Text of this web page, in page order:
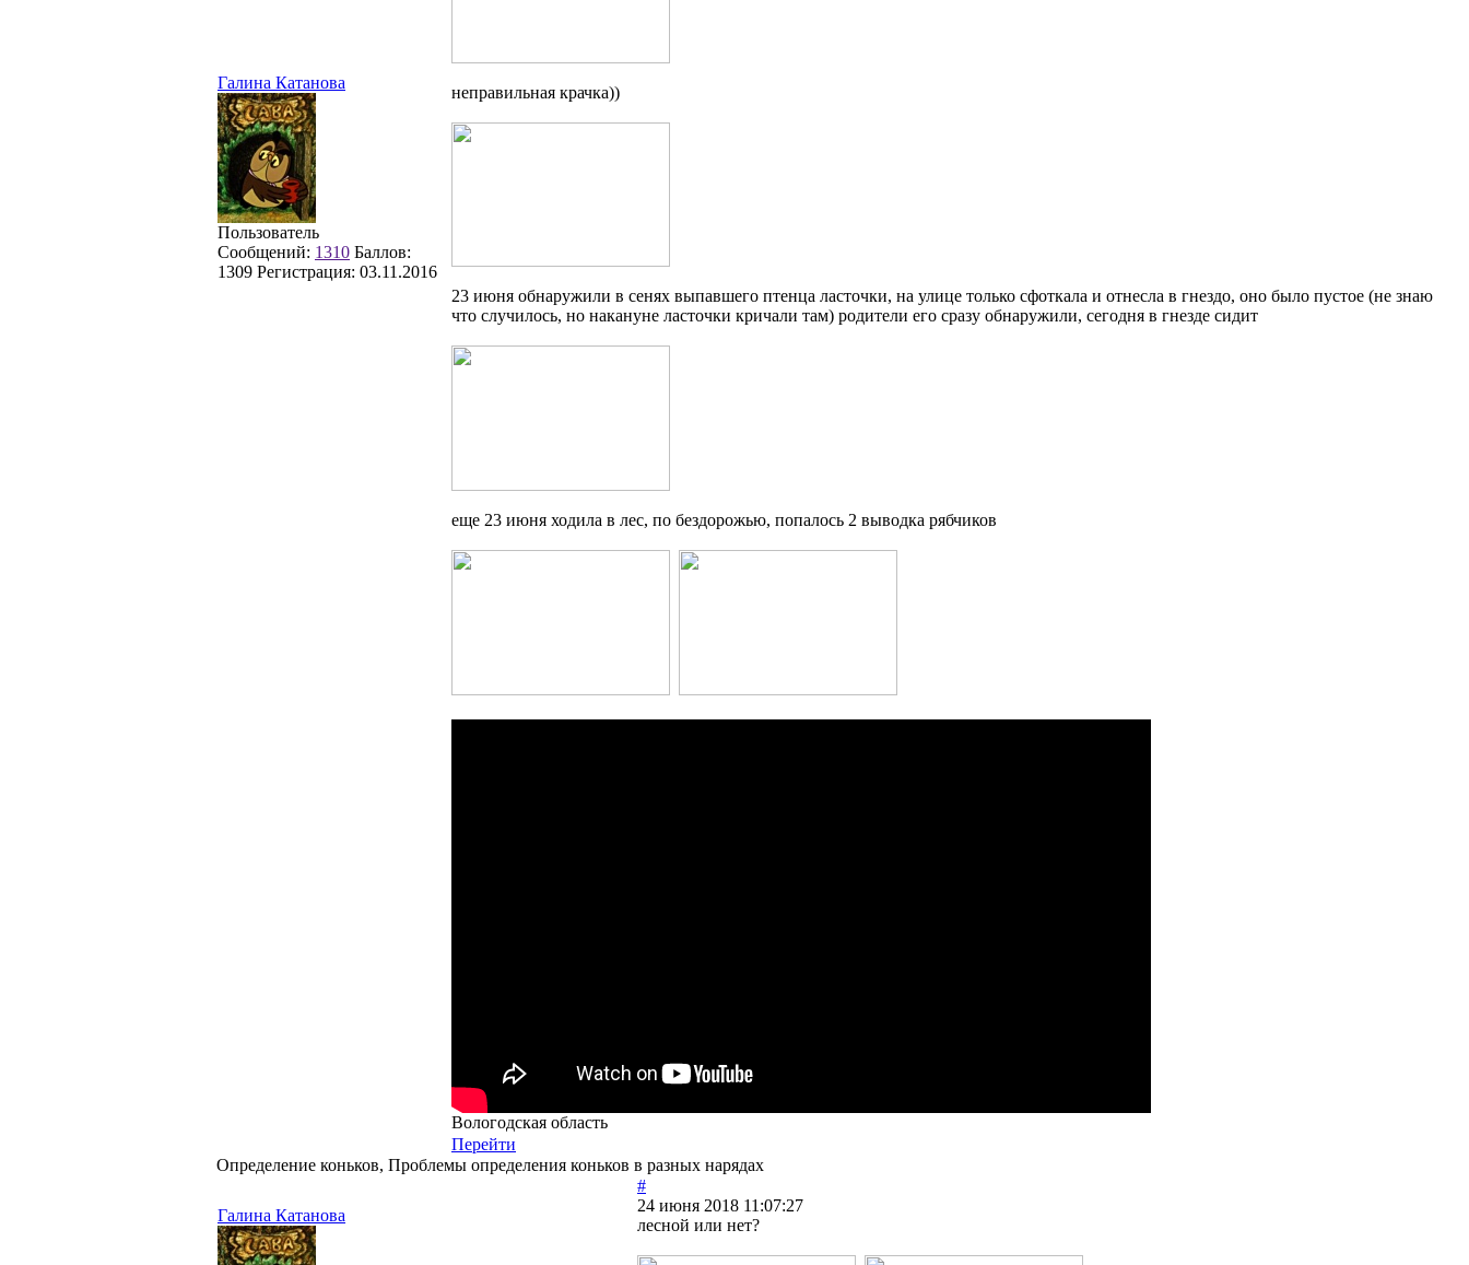
Галина Катанова
Пользователь
Сообщений: 1310 Баллов:
1309 Регистрация: 03.11.2016
неправильная крачка))
23 июня обнаружили в сенях выпавшего птенца ласточки, на улице только сфоткала и отнесла в гнездо, оно было пустое (не знаю
что случилось, но накануне ласточки кричали там) родители его сразу обнаружили, сегодня в гнезде сидит
еще 23 июня ходила в лес, по бездорожью, попалось 2 выводка рябчиков
Вологодская область
Перейти
Определение коньков, Проблемы определения коньков в разных нарядах
Галина Катанова
#
24 июня 2018 11:07:27
лесной или нет?